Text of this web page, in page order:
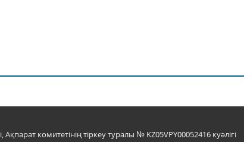
комитетінің тіркеу туралы № KZ05VPY00052416 куәлігі